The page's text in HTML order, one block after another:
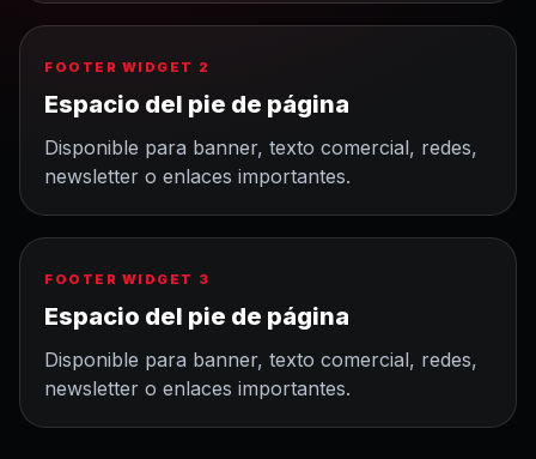
FOOTER WIDGET 2
Espacio del pie de página
Disponible para banner, texto comercial, redes,
newsletter o enlaces importantes.
FOOTER WIDGET 3
Espacio del pie de página
Disponible para banner, texto comercial, redes,
newsletter o enlaces importantes.